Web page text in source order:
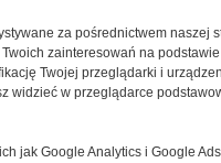
za pośrednictwem naszej
zainteresowań na
Twojej przeglądarki i
widzieć w przeglądarce
jak Google Analytics i Google